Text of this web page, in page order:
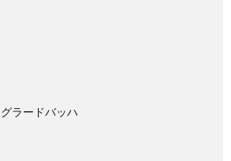
ラードバッハ